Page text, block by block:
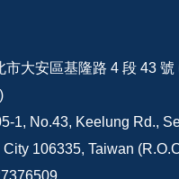
市大安區基隆路 4 段 43 號
)
1, No.43, Keelung Rd.,
City 106335, Taiwan